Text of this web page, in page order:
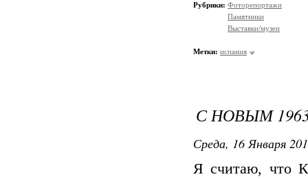
Рубрики: Фоторепортажи
Памятники
Выставки/музеи
Метки: испания
С НОВЫМ
Среда, 16 Января
Я считаю, что